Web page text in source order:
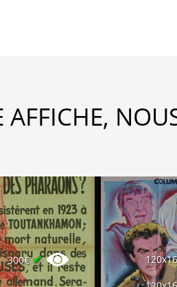
300€✔